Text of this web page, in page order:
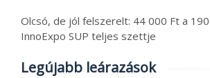
Olcsó, de jól felszerelt: 44 000 Ft a
InnoExpo SUP teljes szettje
Legújabb leárazások